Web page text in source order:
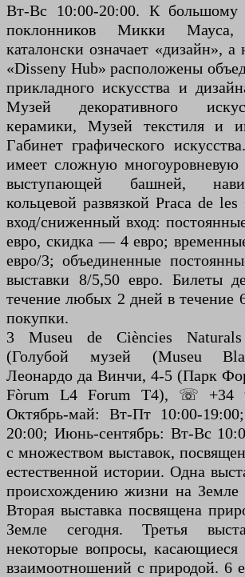
Вт-Вс 10:00-20:00. К большому
поклонников Микки
каталонски означает «дизайн»,
«Disseny Hub» расположены
прикладного искусства и
Музей декоративного
керамики, Музей текстиля и
Габинет графического
имеет сложную многоуровневую
выступающей башней,
кольцевой развязкой Praca de
вход/сниженный вход:
евро, скидка — 4 евро;
евро/3; объединенные
выставки 8/5,50 евро. Билеты
течение любых 2 дней в течение
покупки.
3 Museu de Ciències
(Голубой музей (Museu
Леонардо да Винчи, 4-5 (Парк
Fòrum L4 Forum T4), ☏ +34
Октябрь-май: Вт-Пт 10:00-
20:00; Июнь-сентябрь: Вт-Вс
с множеством выставок,
естественной истории. Одна
происхождению жизни на Земле
Вторая выставка посвящена
Земле сегодня. Третья
некоторые вопросы, касающиеся
взаимоотношений с природой. 6